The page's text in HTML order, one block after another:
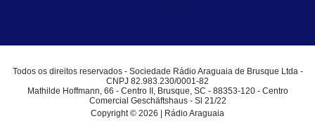
Todos os direitos reservados - Sociedade Rádio Araguaia de Brusque Ltda -
CNPJ 82.983.230/0001-82
Mathilde Hoffmann, 66 - Centro II, Brusque, SC - 88353-120 - Centro
Comercial Geschäftshaus - Sl 21/22
Copyright © 2026 | Rádio Araguaia